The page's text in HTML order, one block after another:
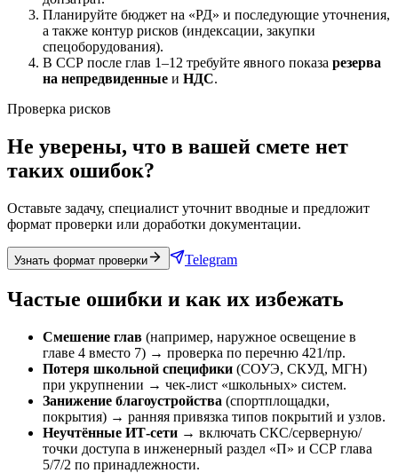
Планируйте бюджет на «РД» и последующие уточнения,
а также контур рисков (индексации, закупки
спецоборудования).
В ССР после глав 1–12 требуйте явного показа резерва
на непредвиденные и НДС.
Проверка рисков
Не уверены, что в вашей смете нет
таких ошибок?
Оставьте задачу, специалист уточнит вводные и предложит
формат проверки или доработки документации.
Узнать формат проверки Telegram
Частые ошибки и как их избежать
Смешение глав (например, наружное освещение в
главе 4 вместо 7) → проверка по перечню 421/пр.
Потеря школьной специфики (СОУЭ, СКУД, МГН)
при укрупнении → чек-лист «школьных» систем.
Занижение благоустройства (спортплощадки,
покрытия) → ранняя привязка типов покрытий и узлов.
Неучтённые ИТ-сети → включать СКС/серверную/
точки доступа в инженерный раздел «П» и ССР глава
5/7/2 по принадлежности.